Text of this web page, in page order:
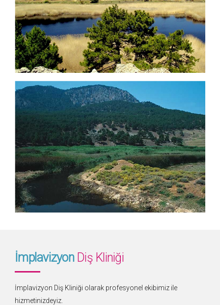
İmplavizyon Diş Kliniği
İmplavizyon Diş Kliniği olarak profesyonel ekibimiz ile
hizmetinizdeyiz.